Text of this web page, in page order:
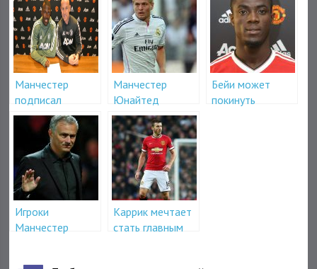
Манчестер
подписал
контракт с Алиу
Траоре
Манчестер
Юнайтед
нацелился на
Крооса
Бейи может
покинуть
Игроки
Манчестер
Каррик мечтает
стать главным